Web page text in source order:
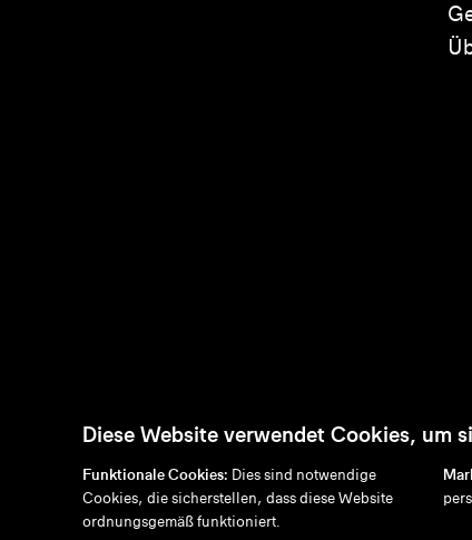
en/nl/ fr/de
Diese Website verwendet Cookies, um
Funktionale Cookies: Dies sind notwendige
Cookies, die sicherstellen, dass diese Website
ordnungsgemäß funktioniert.